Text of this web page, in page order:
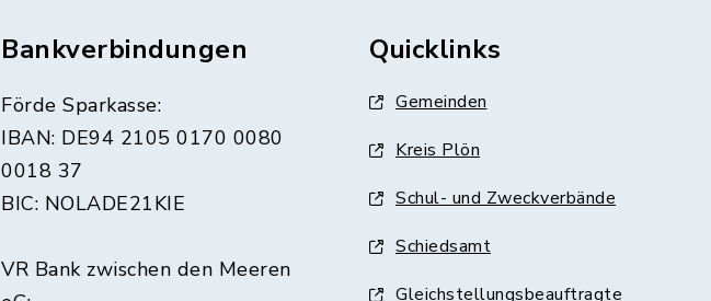
Bankverbindungen
Förde Sparkasse:
IBAN: DE94 2105 0170 0080
0018 37
BIC: NOLADE21KIE
VR Bank zwischen den Meeren
Quicklinks
Gemeinden
Kreis Plön
Schul- und Zweckverbände
Schiedsamt
Gleichstellungsbeauftragte